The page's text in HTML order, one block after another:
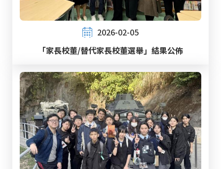
2026-02-05
「家長校董/替代家長校董選舉」結果公佈